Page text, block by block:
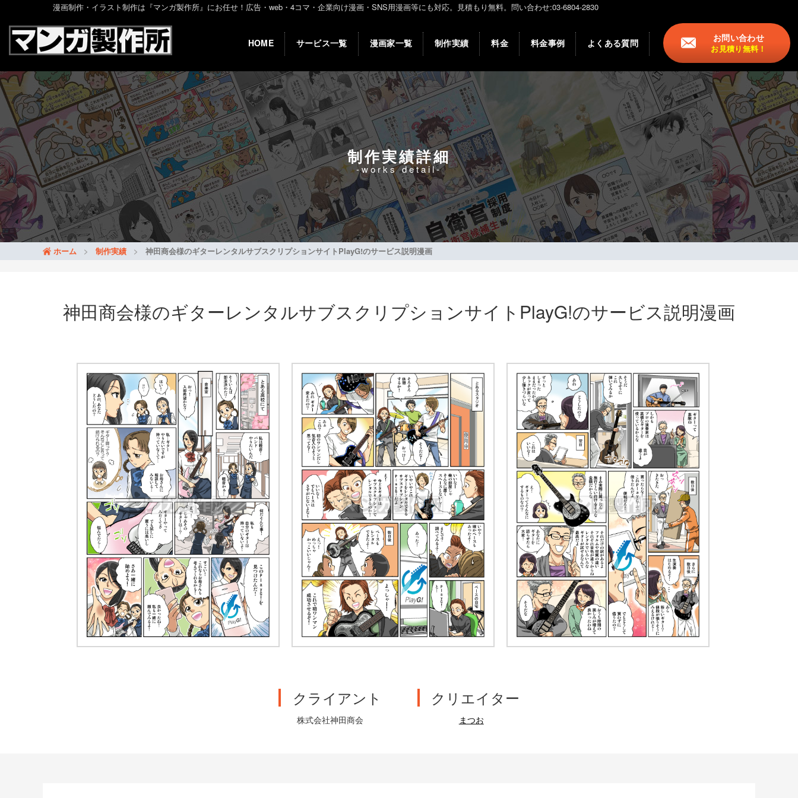
漫画制作・イラスト制作は『マンガ製作所』にお任せ！広告・web・4コマ・企業向け漫画・SNS用漫画等にも対応。見積もり無料。問い合わせ:03-6804-2830
HOME サービス一覧 漫画家一覧 制作実績 料金 料金事例 よくある質問 お問い合わせ
お見積り無料！
制作実績詳細
-works detail-
ホーム 制作実績 神田商会様のギターレンタルサブスクリプションサイトPlayG!のサービス説明漫画
神田商会様のギターレンタルサブスクリプションサイトPlayG!のサービス説明漫画
クライアント
株式会社神田商会
クリエイター
まつお